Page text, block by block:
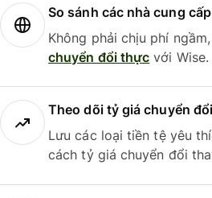
So sánh các nhà cung
Không phải chịu phí
chuyển đổi thực với Wise.
Theo dõi tỷ giá chuyển
Lưu các loại tiền tệ yêu
cách tỷ giá chuyển đổi